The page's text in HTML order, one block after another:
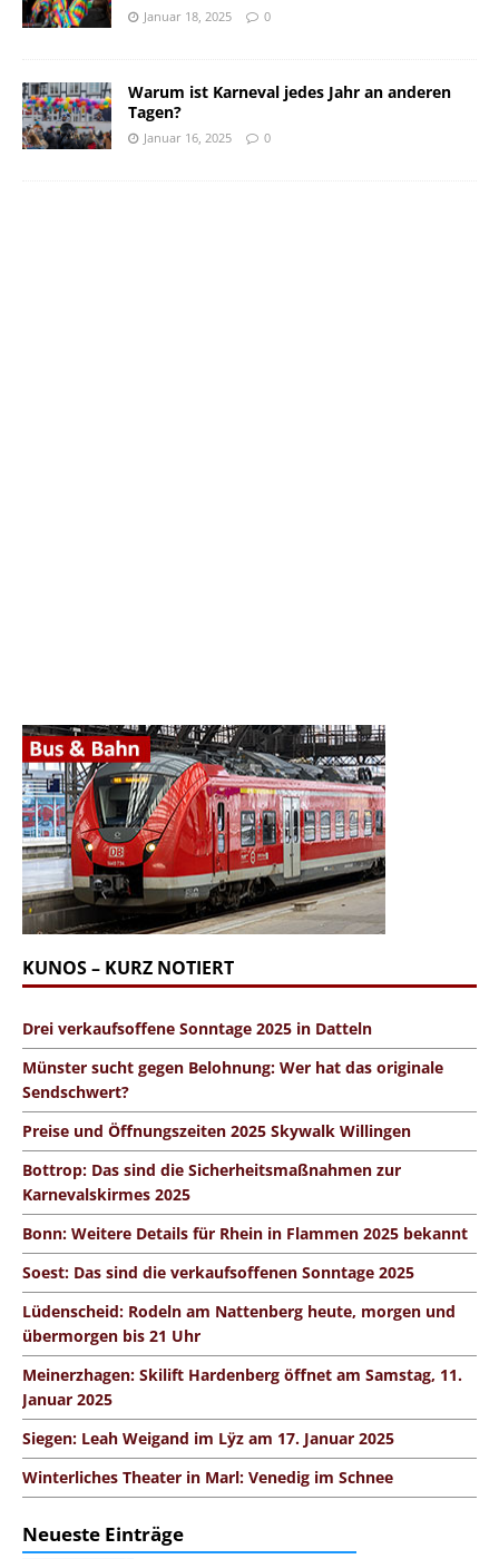
Januar 18, 2025 0
Warum ist Karneval jedes Jahr an anderen
Tagen?
Januar 16, 2025 0
KUNOS – KURZ NOTIERT
Drei verkaufsoffene Sonntage 2025 in Datteln
Münster sucht gegen Belohnung: Wer hat das originale
Sendschwert?
Preise und Öffnungszeiten 2025 Skywalk Willingen
Bottrop: Das sind die Sicherheitsmaßnahmen zur
Karnevalskirmes 2025
Bonn: Weitere Details für Rhein in Flammen 2025 bekannt
Soest: Das sind die verkaufsoffenen Sonntage 2025
Lüdenscheid: Rodeln am Nattenberg heute, morgen und
übermorgen bis 21 Uhr
Meinerzhagen: Skilift Hardenberg öffnet am Samstag, 11.
Januar 2025
Siegen: Leah Weigand im Lÿz am 17. Januar 2025
Winterliches Theater in Marl: Venedig im Schnee
Neueste Einträge